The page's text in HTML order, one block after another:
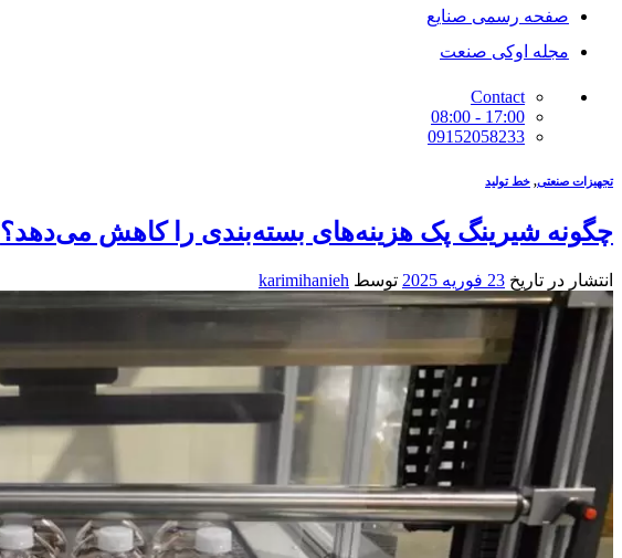
صفحه رسمی صنایع
مجله اوکی صنعت
Contact
17:00 - 08:00
09152058233
تجهیزات صنعتی, خط تولید
چگونه شیرینگ پک هزینه‌های بسته‌بندی را کاهش می‌دهد؟
انتشار در تاریخ 23 فوریه 2025 توسط karimihanieh